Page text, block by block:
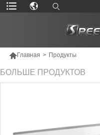
Главная > Продукты
БОЛЬШЕ ПРОДУКТОВ